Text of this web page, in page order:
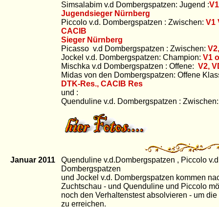
Simsalabim v.d Dombergspatzen: Jugend :
Jugendsieger Nürnberg
Piccolo v.d. Dombergspatzen : Zwischen: V1
CACIB
Sieger Nürnberg
Picasso v.d Dombergspatzen : Zwischen:
Jockel v.d. Dombergspatzen: Champion: V1
Mischka v.d Dombergspatzen : Offene: V2,
Midas von den Dombergspatzen: Offene
DTK-Res., CACIB Res
und :
Quenduline v.d. Dombergspatzen :
Januar 2011
Quenduline v.d.Dombergspatzen , Piccolo
Dombergspatzen
und Jockel v.d. Dombergspatzen kommen
Zuchtschau - und Quenduline und Piccolo
noch den Verhaltenstest absolvieren - um
zu erreichen.